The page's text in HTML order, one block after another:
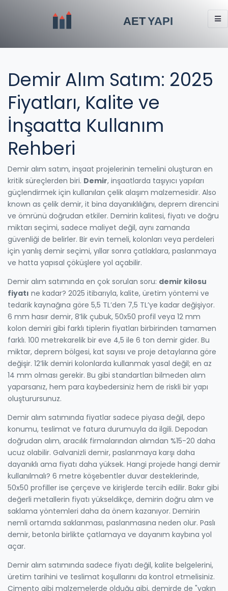
Demir Alım Satım: 2025
Fiyatları, Kalite ve
İnşaatta Kullanım
Rehberi
Demir alım satım, inşaat projelerinin temelini oluşturan en
kritik süreçlerden biri. Demir, inşaatlarda taşıyıcı yapıları
güçlendirmek için kullanılan çelik alaşım malzemesidir. Also
known as çelik demir, it bina dayanıklılığını, deprem direncini
ve ömrünü doğrudan etkiler. Demirin kalitesi, fiyatı ve doğru
miktarı seçimi, sadece maliyet değil, aynı zamanda
güvenliği de belirler. Bir evin temeli, kolonları veya perdeleri
için yanlış demir seçimi, yıllar sonra çatlaklara, paslanmaya
ve hatta yapısal çöküşlere yol açabilir.
Demir alım satımında en çok sorulan soru: demir kilosu
fiyatı ne kadar? 2025 itibarıyla, kalite, üretim yöntemi ve
tedarik kaynağına göre 5,5 TL’den 7,5 TL’ye kadar değişiyor.
6 mm hasır demir, 8’lik çubuk, 50x50 profil veya 12 mm
kolon demiri gibi farklı tiplerin fiyatları birbirinden tamamen
farklı. 100 metrekarelik bir eve 4,5 ile 6 ton demir gider. Bu
miktar, deprem bölgesi, kat sayısı ve proje detaylarına göre
değişir. 12’lik demiri kolonlarda kullanmak yasal değil; en az
14 mm olması gerekir. Bu gibi standartları bilmeden alım
yaparsanız, hem para kaybedersiniz hem de riskli bir yapı
oluşturursunuz.
Demir alım satımında fiyatlar sadece piyasa değil, depo
konumu, teslimat ve fatura durumuyla da ilgili. Depodan
doğrudan alım, aracılık firmalarından alımdan %15-20 daha
ucuz olabilir. Galvanizli demir, paslanmaya karşı daha
dayanıklı ama fiyatı daha yüksek. Hangi projede hangi demir
kullanılmalı? 6 metre köşebentler duvar desteklerinde,
50x50 profiller ise çerçeve ve kirişlerde tercih edilir. Bakır gibi
değerli metallerin fiyatı yükseldikçe, demirin doğru alım ve
saklama yöntemleri daha da önem kazanıyor. Demirin
nemli ortamda saklanması, paslanmasına neden olur. Paslı
demir, betonla birlikte çatlamaya ve dayanım kaybına yol
açar.
Demir alım satımında sadece fiyatı değil, kalite belgelerini,
üretim tarihini ve teslimat koşullarını da kontrol etmelisiniz.
Çimento gibi malzemelerde olduğu gibi, demirde de "yakın